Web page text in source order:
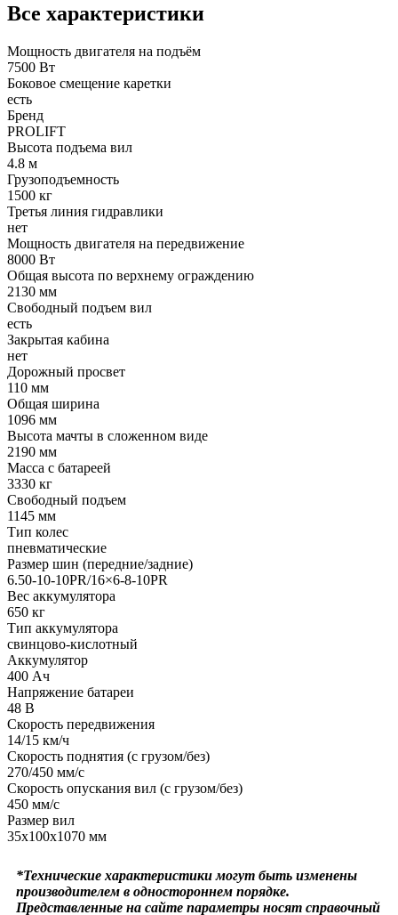
Все характеристики
Мощность двигателя на подъём
7500 Вт
Боковое смещение каретки
есть
Бренд
PROLIFT
Высота подъема вил
4.8 м
Грузоподъемность
1500 кг
Третья линия гидравлики
нет
Мощность двигателя на передвижение
8000 Вт
Общая высота по верхнему ограждению
2130 мм
Свободный подъем вил
есть
Закрытая кабина
нет
Дорожный просвет
110 мм
Общая ширина
1096 мм
Высота мачты в сложенном виде
2190 мм
Масса с батареей
3330 кг
Свободный подъем
1145 мм
Тип колес
пневматические
Размер шин (передние/задние)
6.50-10-10PR/16×6-8-10PR
Вес аккумулятора
650 кг
Тип аккумулятора
свинцово-кислотный
Аккумулятор
400 Ач
Напряжение батареи
48 B
Скорость передвижения
14/15 км/ч
Скорость поднятия (с грузом/без)
270/450 мм/с
Скорость опускания вил (с грузом/без)
450 мм/с
Размер вил
35х100х1070 мм
*Технические характеристики могут быть изменены
производителем в одностороннем порядке.
Представленные на сайте параметры носят справочный